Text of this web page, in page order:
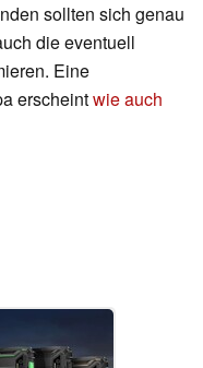
sollten sich genau
die eventuell
Eine
erscheintwie auch